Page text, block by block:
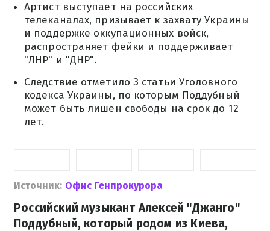
Артист выступает на российских
телеканалах, призывает к захвату Украины
и поддержке оккупационных войск,
распространяет фейки и поддерживает
"ЛНР" и "ДНР".
Следствие отметило 3 статьи Уголовного
кодекса Украины, по которым Поддубный
может быть лишен свободы на срок до 12
лет.
Источник: Офис Генпрокурора
Российский музыкант Алексей "Джанго"
Поддубный, который родом из Киева,